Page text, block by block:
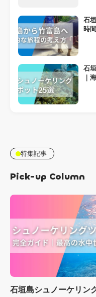
石
時
石
｜
特集記事
Pick-up Column
石垣島シュノーケリン